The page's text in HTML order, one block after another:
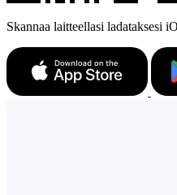
Skannaa laitteellasi ladataksesi